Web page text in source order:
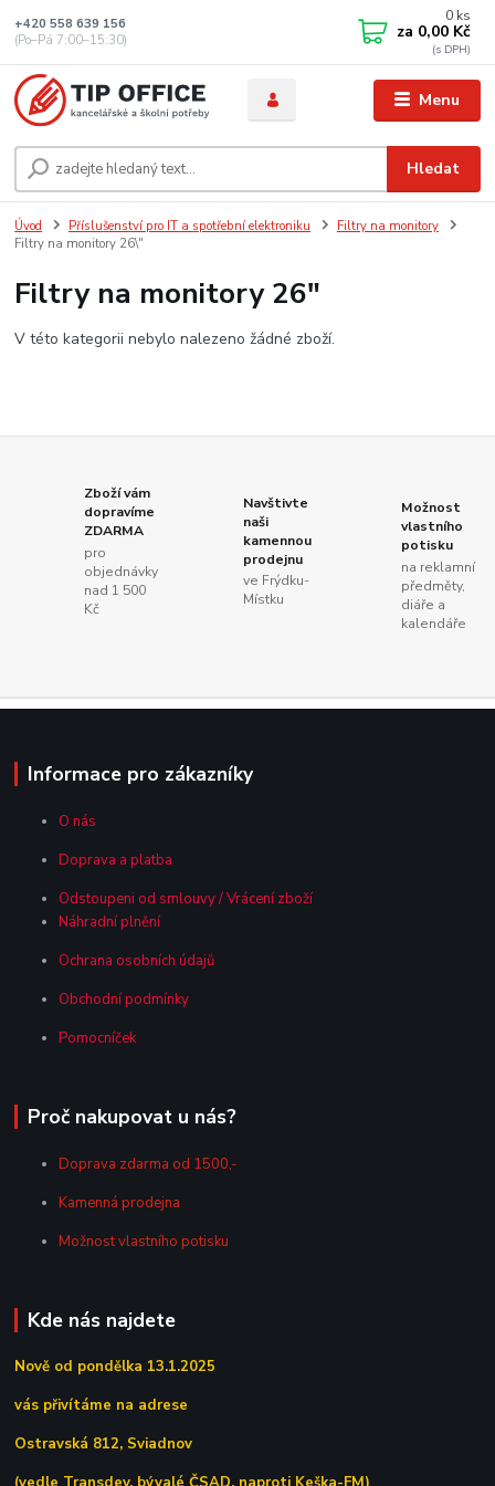
Menu
Hledat
+420 558 639 156
(Po–Pá 7:00–15:30)
0 ks
za 0,00 Kč
Úvod Příslušenství pro IT a spotřební elektroniku
Filtry na monitory
Filtry na monitory 26\"
Filtry na monitory 26"
V této kategorii nebylo nalezeno žádné zboží.
Zboží vám
dopravíme
ZDARMA
pro
objednávky
nad 1 500
Kč
Navštivte
naši
kamennou
prodejnu
ve Frýdku-
Místku
Možnost
vlastního
potisku
na reklamní
předměty,
diáře a
kalendáře
Informace pro zákazníky
O nás
Doprava a platba
Odstoupeni od smlouvy / Vrácení zboží
Náhradní plnění
Ochrana osobních údajů
Obchodní podmínky
Pomocníček
Proč nakupovat u nás?
Doprava zdarma od 1500,-
Kamenná prodejna
Možnost vlastního potisku
Kde nás najdete
Nově od pondělka 13.1.2025
vás přivítáme na adrese
Ostravská 812, Sviadnov